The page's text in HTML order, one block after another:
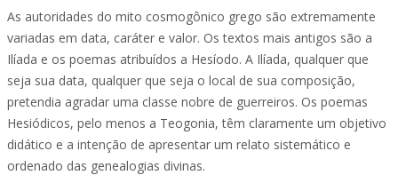
As autoridades do mito cosmogônico grego são extremamente
variadas em data, caráter e valor. Os textos mais antigos são a
Ilíada e os poemas atribuídos a Hesíodo. A Ilíada, qualquer que
seja sua data, qualquer que seja o local de sua composição,
pretendia agradar uma classe nobre de guerreiros. Os poemas
Hesiódicos, pelo menos a Teogonia, têm claramente um objetivo
didático e a intenção de apresentar um relato sistemático e
ordenado das genealogias divinas.